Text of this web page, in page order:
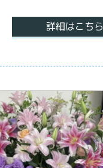
詳細はこちら